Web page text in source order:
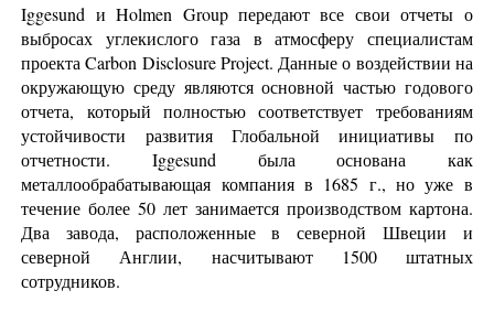
Iggesund и Holmen Group передают все свои отчеты о
выбросах углекислого газа в атмосферу специалистам
проекта Carbon Disclosure Project. Данные о воздействии на
окружающую среду являются основной частью годового
отчета, который полностью соответствует требованиям
устойчивости развития Глобальной инициативы по
отчетности. Iggesund была основана как
металлообрабатывающая компания в 1685 г., но уже в
течение более 50 лет занимается производством картона.
Два завода, расположенные в северной Швеции и
северной Англии, насчитывают 1500 штатных
сотрудников.